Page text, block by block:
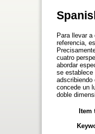
Para llevar
referencia,
cuatro
abordar
se establece
adscribiendo
concede un
doble
Item